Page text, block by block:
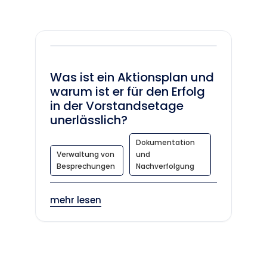
Was ist ein Aktionsplan und
warum ist er für den Erfolg
in der Vorstandsetage
unerlässlich?
Verwaltung von
Besprechungen
Dokumentation
und
Nachverfolgung
mehr lesen